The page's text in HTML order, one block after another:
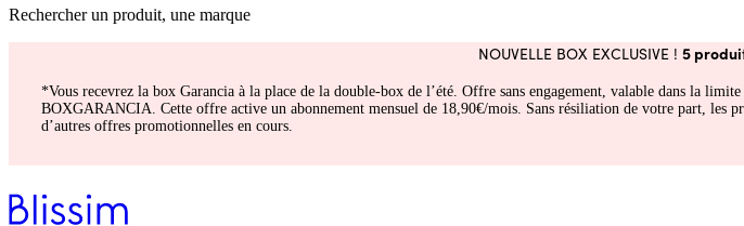
Rechercher un produit, une marque
NOUVELLE BOX EXCLUSIVE ! 5
*Vous recevrez la box Garancia à la place de la double-box de l’été. Offre sans engagement, valable dans la
BOXGARANCIA. Cette offre active un abonnement mensuel de 18,90€/mois. Sans résiliation de votre part, les
d’autres offres promotionnelles en cours.